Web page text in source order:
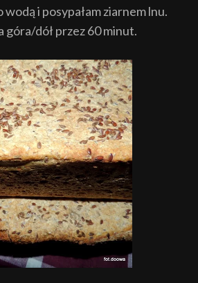
i posypałam ziarnem lnu.
góra/dół przez 60 minut.